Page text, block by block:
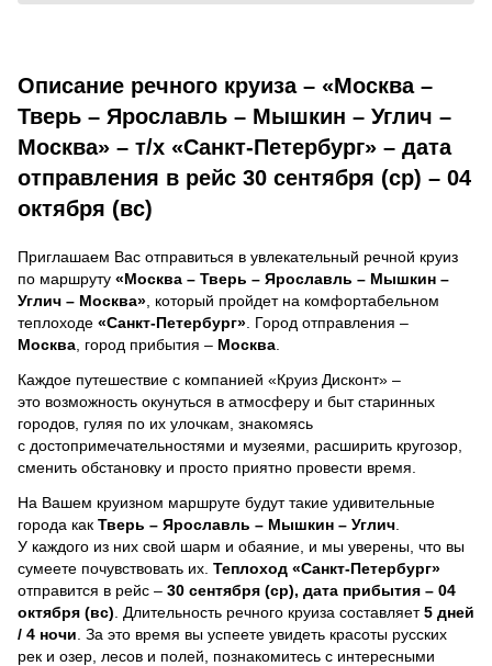
Описание речного круиза – «Москва –
Тверь – Ярославль – Мышкин – Углич –
Москва» – т/х «Санкт-Петербург» – дата
отправления в рейс 30 сентября (ср) – 04
октября (вс)
Приглашаем Вас отправиться в увлекательный речной круиз
по маршруту «Москва – Тверь – Ярославль – Мышкин –
Углич – Москва» , который пройдет на комфортабельном
теплоходе «Санкт-Петербург» . Город отправления –
Москва , город прибытия – Москва
Каждое путешествие с компанией «Круиз Дисконт» –
это возможность окунуться в атмосферу и быт старинных
городов, гуляя по их улочкам, знакомясь
с достопримечательностями и музеями, расширить кругозор,
сменить обстановку и просто приятно провести время.
На Вашем круизном маршруте будут такие удивительные
города как Тверь – Ярославль – Мышкин – Углич
У каждого из них свой шарм и обаяние, и мы уверены, что вы
сумеете почувствовать их. Теплоход «Санкт-Петербург»
отправится в рейс – 30 сентября (ср), дата прибытия – 04
октября (вс) . Длительность речного круиза составляет5 дней
/ 4 ночи За это время вы успеете увидеть красоты русских
рек и озер, лесов и полей, познакомитесь с интересными